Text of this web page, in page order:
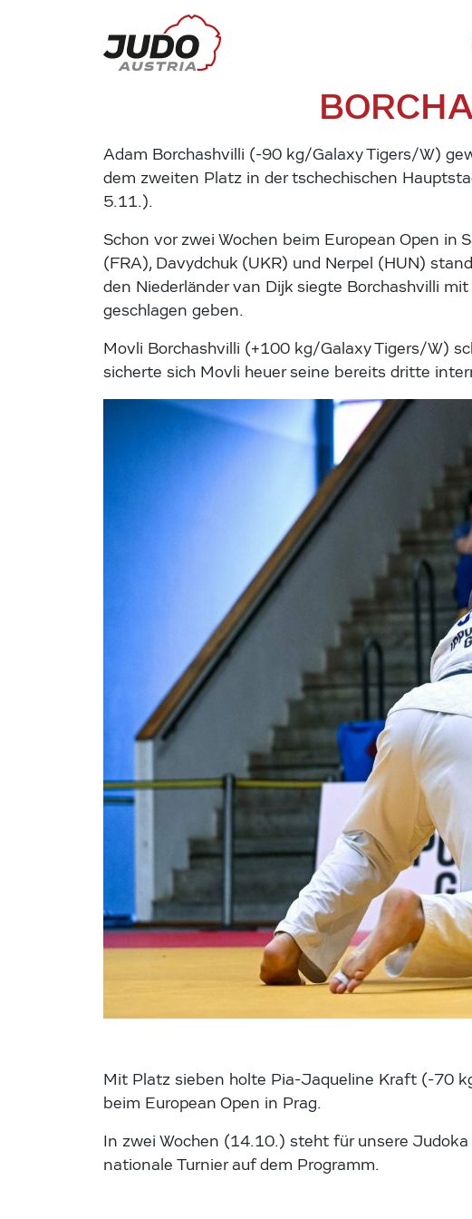
Adam Borchashvilli (-90 kg/Galaxy Tigers/W)
dem zweiten Platz in der tschechischen
5.11.).
Schon vor zwei Wochen beim European Open
(FRA), Davydchuk (UKR) und Nerpel (HUN)
den Niederländer van Dijk siegte Borchashvilli
geschlagen geben.
Movli Borchashvilli (+100 kg/Galaxy Tigers/W)
sicherte sich Movli heuer seine bereits dritte
Mit Platz sieben holte Pia-Jaqueline Kraft (-70
beim European Open in Prag.
In zwei Wochen (14.10.) steht für unsere
nationale Turnier auf dem Programm.